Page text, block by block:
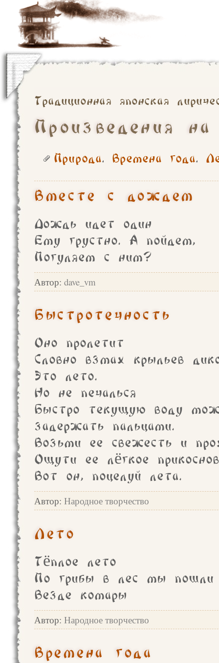
Традиционная японская
Произведения
Природа. Времена года.
Вместе с дождем
Дождь идет один
Ему грустно. А пойдем,
Погуляем с ним?
Автор: dave_vm
Быстротечность
Оно пролетит
Словно взмах крыльев
Это лето.
Но не печалься
Быстро текущую воду
задержать пальцами.
Возьми ее свежесть и
Ощути ее лёгкое
Вот он, поцелуй лета.
Автор: Народное творчество
Лето
Тёплое лето
По грибы в лес мы пошли
Везде комары
Автор: Народное творчество
Времена года